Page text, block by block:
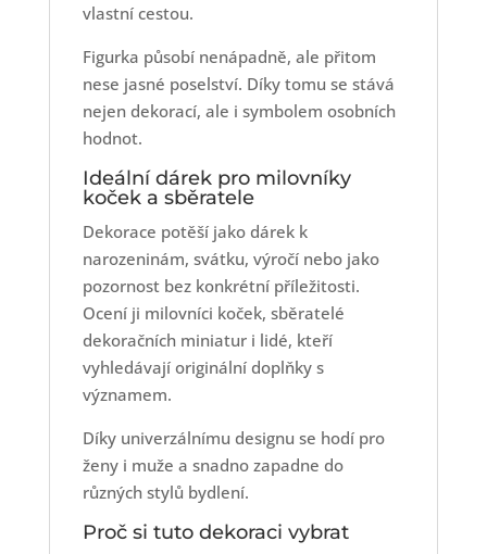
vlastní cestou.
Figurka působí nenápadně, ale přitom
nese jasné poselství. Díky tomu se stává
nejen dekorací, ale i symbolem osobních
hodnot.
Ideální dárek pro milovníky
koček a sběratele
Dekorace potěší jako dárek k
narozeninám, svátku, výročí nebo jako
pozornost bez konkrétní příležitosti.
Ocení ji milovníci koček, sběratelé
dekoračních miniatur i lidé, kteří
vyhledávají originální doplňky s
významem.
Díky univerzálnímu designu se hodí pro
ženy i muže a snadno zapadne do
různých stylů bydlení.
Proč si tuto dekoraci vybrat